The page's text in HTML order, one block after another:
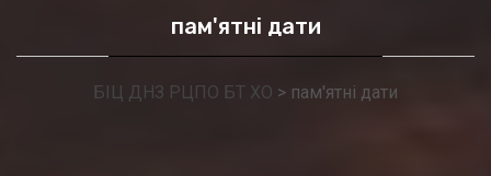
пам'ятні дати
БІЦ ДНЗ РЦПО БТ ХО > пам'ятні дати